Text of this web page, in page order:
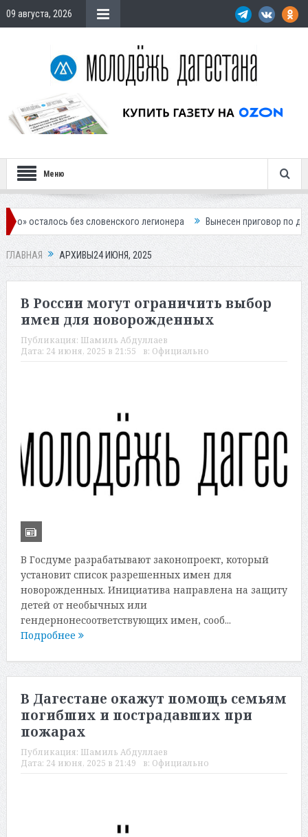
09 августа, 2026
Меню
словенского легионера Вынесен приговор по делу о
ГЛАВНАЯ АРХИВЫ24 ИЮНЯ, 2025
В России могут ограничить выбор
имен для новорожденных
Публикация: Шамиль Абдуллаев
Дата: 24 июня, 2025 в 21:55 в: Официально
В Госдуме разрабатывают законопроект, который
установит список разрешенных имен для
новорожденных. Инициатива направлена на защиту
детей от необычных или
гендернонесоответствующих имен, сооб...
Подробнее
В Дагестане окажут помощь семьям
погибших и пострадавших при
пожарах
Публикация: Шамиль Абдуллаев
Дата: 24 июня, 2025 в 21:49 в: Официально